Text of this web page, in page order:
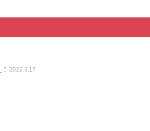
2022.3.17